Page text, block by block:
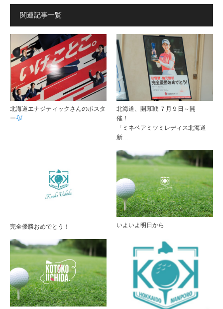
関連記事一覧
北海道エナジティックさんのポスタ
ー
北海道、開幕戦 ７月９日～開
催
「ミネベアミツミレディス北海道
新…
完全優勝おめでとう！ いよいよ明日から